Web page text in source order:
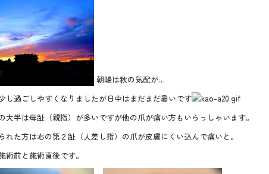
朝陽は秋の気配が…
し過ごしやすくなりましたが日中はまだまだ暑いです
大半は母趾（親指）が多いですが他の爪が痛い方もいらっしゃいます。
れた方は右の第２趾（人差し指）の爪が皮膚にくい込んで痛いと。
術前と施術直後です。